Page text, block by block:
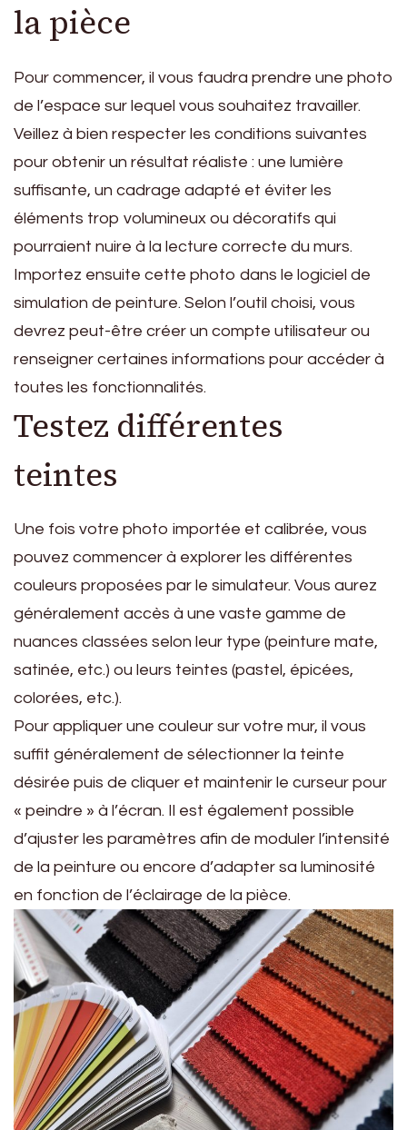
la pièce
Pour commencer, il vous faudra prendre une photo
de l’espace sur lequel vous souhaitez travailler.
Veillez à bien respecter les conditions suivantes
pour obtenir un résultat réaliste : une lumière
suffisante, un cadrage adapté et éviter les
éléments trop volumineux ou décoratifs qui
pourraient nuire à la lecture correcte du murs.
Importez ensuite cette photo dans le logiciel de
simulation de peinture. Selon l’outil choisi, vous
devrez peut-être créer un compte utilisateur ou
renseigner certaines informations pour accéder à
toutes les fonctionnalités.
Testez différentes
teintes
Une fois votre photo importée et calibrée, vous
pouvez commencer à explorer les différentes
couleurs proposées par le simulateur. Vous aurez
généralement accès à une vaste gamme de
nuances classées selon leur type (peinture mate,
satinée, etc.) ou leurs teintes (pastel, épicées,
colorées, etc.).
Pour appliquer une couleur sur votre mur, il vous
suffit généralement de sélectionner la teinte
désirée puis de cliquer et maintenir le curseur pour
« peindre » à l’écran. Il est également possible
d’ajuster les paramètres afin de moduler l’intensité
de la peinture ou encore d’adapter sa luminosité
en fonction de l’éclairage de la pièce.